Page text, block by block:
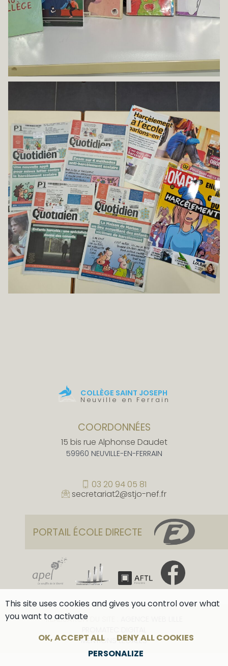
COLLÈGE SAINT JOSEPH
Neuville en Ferrain
RÉALISATION DU SITE :
MENTIONS LÉGALES
COORDONNÉES
15 bis rue Alphonse Daudet
59960 NEUVILLE-EN-FERRAIN
03 20 94 05 81
secretariat2@stjo-nef.fr
PORTAIL ÉCOLE DIRECTE
This site uses cookies and gives you control over what
you want to activate
OK, ACCEPT ALL
DENY ALL COOKIES
PERSONALIZE